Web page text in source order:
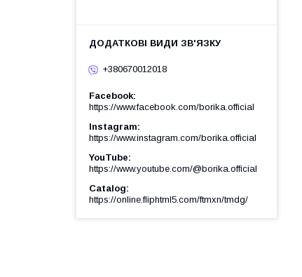
+380670012018
Facebook
https://www.facebook.com/borika.official
Instagram
https://www.instagram.com/borika.official
YouTube
https://www.youtube.com/@borika.official
Catalog
https://online.fliphtml5.com/ftmxn/tmdg/